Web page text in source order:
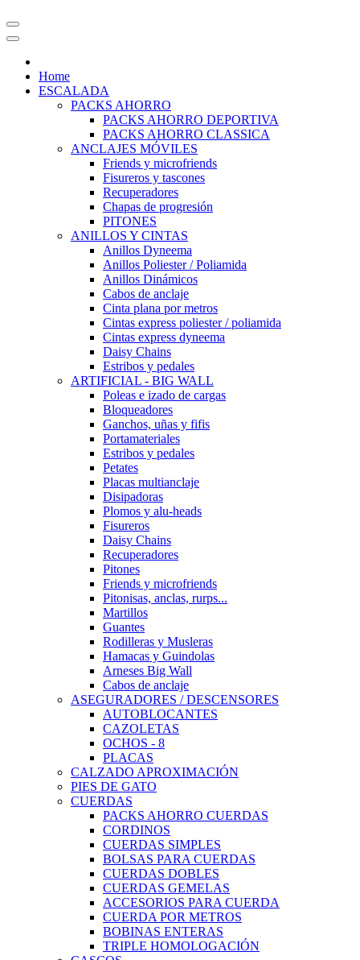
Home
ESCALADA
PACKS AHORRO
PACKS AHORRO DEPORTIVA
PACKS AHORRO CLASSICA
ANCLAJES MÓVILES
Friends y microfriends
Fisureros y tascones
Recuperadores
Chapas de progresión
PITONES
ANILLOS Y CINTAS
Anillos Dyneema
Anillos Poliester / Poliamida
Anillos Dinámicos
Cabos de anclaje
Cinta plana por metros
Cintas express poliester / poliamida
Cintas express dyneema
Daisy Chains
Estribos y pedales
ARTIFICIAL - BIG WALL
Poleas e izado de cargas
Bloqueadores
Ganchos, uñas y fifis
Portamateriales
Estribos y pedales
Petates
Placas multianclaje
Disipadoras
Plomos y alu-heads
Fisureros
Daisy Chains
Recuperadores
Pitones
Friends y microfriends
Pitonisas, anclas, rurps...
Martillos
Guantes
Rodilleras y Musleras
Hamacas y Guindolas
Arneses Big Wall
Cabos de anclaje
ASEGURADORES / DESCENSORES
AUTOBLOCANTES
CAZOLETAS
OCHOS - 8
PLACAS
CALZADO APROXIMACIÓN
PIES DE GATO
CUERDAS
PACKS AHORRO CUERDAS
CORDINOS
CUERDAS SIMPLES
BOLSAS PARA CUERDAS
CUERDAS DOBLES
CUERDAS GEMELAS
ACCESORIOS PARA CUERDA
CUERDA POR METROS
BOBINAS ENTERAS
TRIPLE HOMOLOGACIÓN